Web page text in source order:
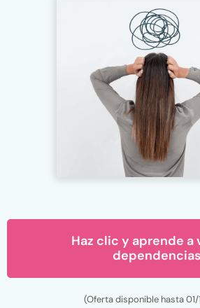
Haz clic y aprende a
dependencias
(Oferta disponible hasta